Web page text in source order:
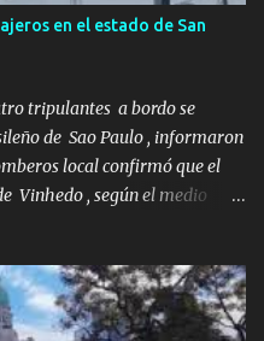
ni expertos en supervivencia.
se amaban y querían pasar
plan era de lo más sencillo.
con...
en el estado de San
tripulantes a bordo se
de Sao Paulo , informaron
local confirmó que el
Vinhedo , según el medio
de un aparente fuselaje
mostraban un avión que